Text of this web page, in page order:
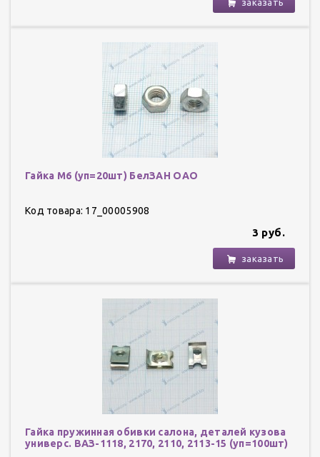
заказать
Гайка М6 (уп=20шт) БелЗАН ОАО
Код товара: 17_00005908
3 руб.
заказать
Гайка пружинная обивки салона, деталей кузова
универс. ВАЗ-1118, 2170, 2110, 2113-15 (уп=100шт)